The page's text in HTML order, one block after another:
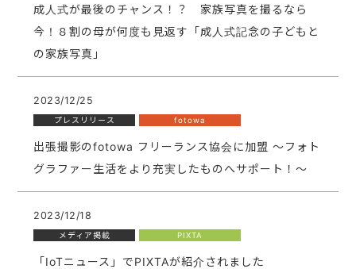
成人式が最後のチャンス！？ 家族写真を撮るなら
今！８割の母が何度も見返す「成人式記念の子どもと
の家族写真」
2023/12/25
プレスリリース fotowa
出張撮影のfotowa フリーランス協会に加盟​​ 〜フォト
グラファー生活をより充実したものへサポート！〜
2023/12/18
メディア掲載 PIXTA
「IoTニュース」でPIXTAが紹介されました